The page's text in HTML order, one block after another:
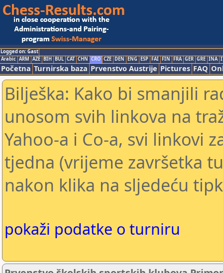
Logged on: Gast
Arabic ARM AZE BIH BUL CAT CHN CRO CZE DEN ENG ESP FAI FIN FRA GER GRE INA
Početna Turnirska baza Prvenstvo Austrije Pictures FAQ
Bilješka: Kako bi smanjili
unosom svih linkova na
Yahoo-a i Co-a, svi linkovi
tjedna (vrijeme završetka
nakon klika na sljedeću
pokaži podatke o turniru